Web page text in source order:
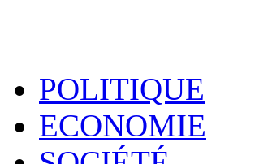
POLITIQUE
ECONOMIE